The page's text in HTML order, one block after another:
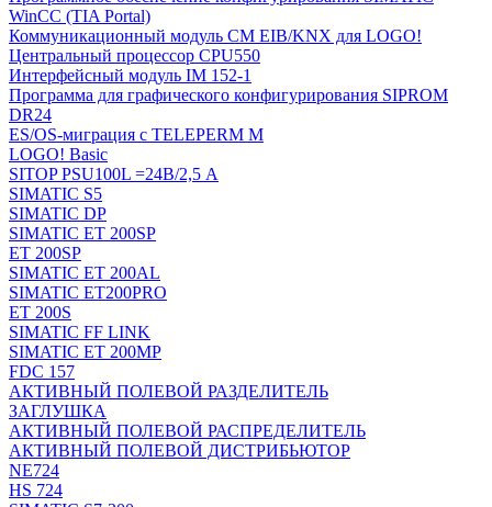
WinCC (TIA Portal)
Коммуникационный модуль CM EIB/KNX для LOGO!
Центральный процессор CPU550
Интерфейсный модуль IM 152-1
Программа для графического конфигурирования SIPROM
DR24
ES/OS-миграция с TELEPERM M
LOGO! Basic
SITOP PSU100L =24В/2,5 A
SIMATIC S5
SIMATIC DP
SIMATIC ET 200SP
ET 200SP
SIMATIC ET 200AL
SIMATIC ET200PRO
ET 200S
SIMATIC FF LINK
SIMATIC ET 200MP
FDC 157
АКТИВНЫЙ ПОЛЕВОЙ РАЗДЕЛИТЕЛЬ
ЗАГЛУШКА
АКТИВНЫЙ ПОЛЕВОЙ РАСПРЕДЕЛИТЕЛЬ
АКТИВНЫЙ ПОЛЕВОЙ ДИСТРИБЬЮТОР
NE724
HS 724